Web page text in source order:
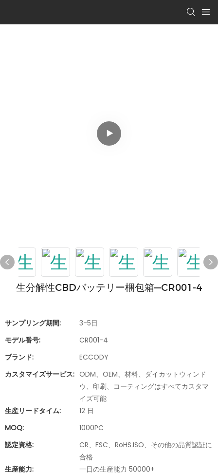
生分解性CBDバッテリー梱包箱—CR001-4
サンプリング期間:
3-5日
モデル番号:
CR001-4
ブランド:
ECCODY
カスタマイズサービス: ODM、OEM、材料、ダイカットウィンド
ウ、印刷、コーティングはすべてカスタマ
イズ可能
生産リードタイム:
12 日
MOQ:
1000PC
認定資格:
CR、FSC、RoHS.ISO、その他の品質認証に
合格
生産能力:
一日の生産能力 50000+